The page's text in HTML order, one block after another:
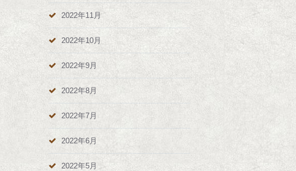
2022年11月
2022年10月
2022年9月
2022年8月
2022年7月
2022年6月
2022年5月